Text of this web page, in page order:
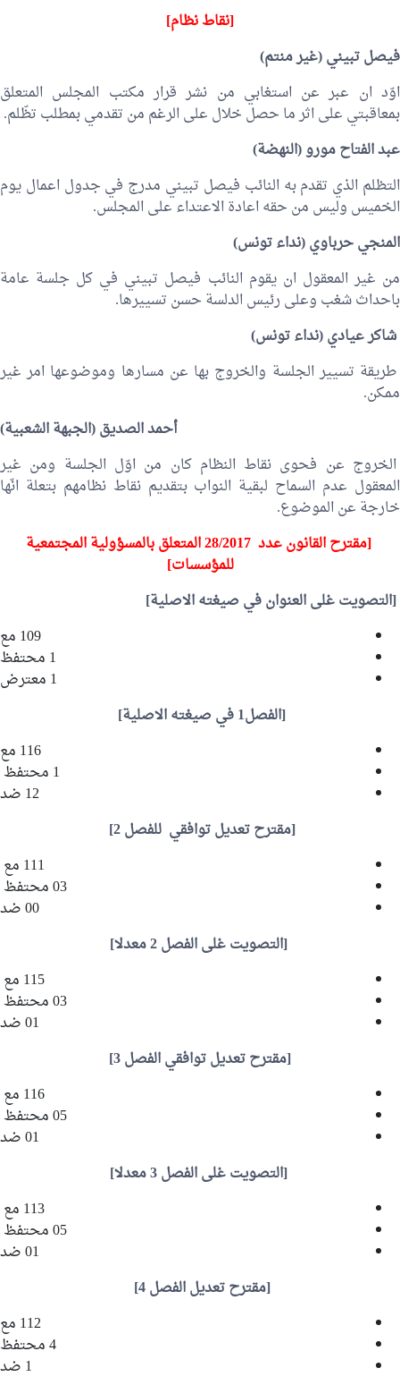
[نقاط نظام]
فيصل تبيني(غير منتم)
اوّد ان عبر عن استغابي من نشر قرار مكتب المجلس المتعلق
بمعاقبتي على اثر ما حصل خلال على الرغم من تقدمي بمطلب تظّلم.
عبد الفتاح مورو(النهضة)
التظلم الذي تقدم به النائب فيصل تبيني مدرج في جدول اعمال يوم
الخميس وليس من حقه اعادة الاعتداء على المجلس.
المنجي حرباوي(نداء تونس)
من غير المعقول ان يقوم النائب فيصل تبيني في كل جلسة عامة
باحداث شغب وعلى رئيس الدلسة حسن تسييرها.
شاكر عيادي(نداء تونس)
طريقة تسيير الجلسة والخروج بها عن مسارها وموضوعها امر غير
ممكن.
أحمد الصديق(الجبهة الشعبية)
الخروج عن فحوى نقاط النظام كان من اوّل الجلسة ومن غير
المعقول عدم السماح لبقية النواب بتقديم نقاط نظامهم بتعلة انّها
خارجة عن الموضوع.
[مقترح القانون عدد 28/2017 المتعلق بالمسؤولية المجتمعية
للمؤسسات]
[التصويت غلى العنوان في صيغته الاصلية]
109 مع
1 محتفظ
1 معترض
[الفصل1 في صيغته الاصلية]
116 مع
1 محتفظ
12 ضد
[مقترح تعديل توافقي للفصل 2]
111 مع
03 محتفظ
00 ضد
[التصويت غلى الفصل 2 معدلا]
115 مع
03 محتفظ
01 ضد
[مقترح تعديل توافقي الفصل 3]
116 مع
05 محتفظ
01 ضد
[التصويت غلى الفصل 3 معدلا]
113 مع
05 محتفظ
01 ضد
[مقترح تعديل الفصل 4]
112 مع
4 محتفظ
1 ضد